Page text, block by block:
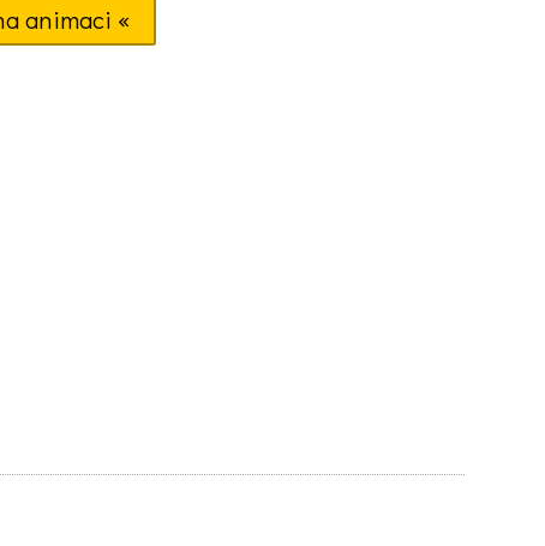
animaci «